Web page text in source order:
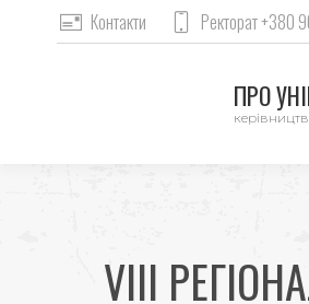
Контакти Ректорат +380
ПРО
VIII